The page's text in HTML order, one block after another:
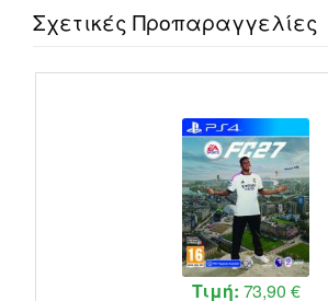
Σχετικές Προπαραγγελίες
Τιμή: 73,90 €